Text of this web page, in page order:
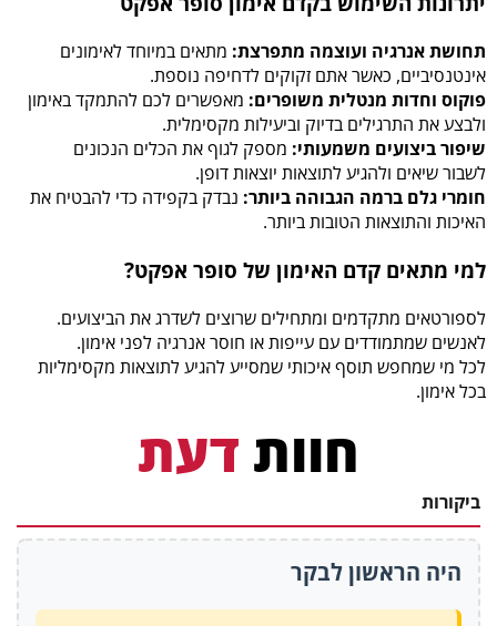
תחושת אנרגיה ועוצמה מתפרצת: מתאים במיוחד לאימונים
אינטנסיביים, כאשר אתם זקוקים לדחיפה נוספת.
פוקוס וחדות מנטלית משופרים: מאפשרים לכם להתמקד באימון
ולבצע את התרגילים בדיוק וביעילות מקסימלית.
שיפור ביצועים משמעותי: מספק לגוף את הכלים הנכונים
לשבור שיאים ולהגיע לתוצאות יוצאות דופן.
חומרי גלם ברמה הגבוהה ביותר: נבדק בקפידה כדי להבטיח את
האיכות והתוצאות הטובות ביותר.
למי מתאים קדם האימון של סופר אפקט?
לספורטאים מתקדמים ומתחילים שרוצים לשדרג את הביצועים.
לאנשים שמתמודדים עם עייפות או חוסר אנרגיה לפני אימון.
לכל מי שמחפש תוסף איכותי שמסייע להגיע לתוצאות מקסימליות
בכל אימון.
חוות דעת
ביקורות
היה הראשון לבקר